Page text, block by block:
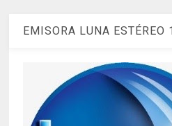
EMISORA LUNA ESTÉREO